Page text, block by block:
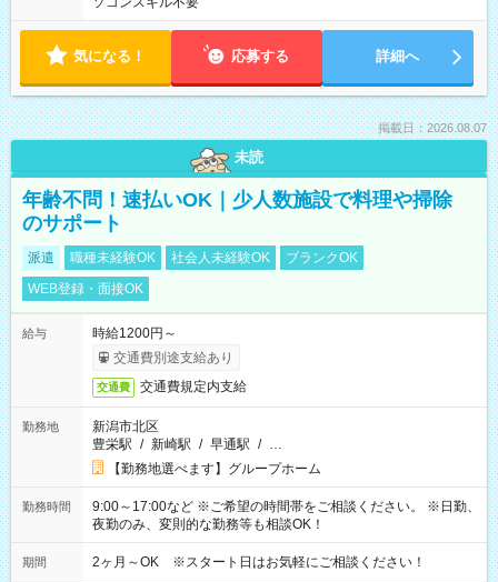
気になる！ 応募する 詳細へ
掲載日：2026.08.07
未読
年齢不問！速払いOK｜少人数施設で料理や掃除
のサポート
派遣 職種未経験OK 社会人未経験OK
ブランクOK
WEB登録・面接OK
給与
時給1200円～
交通費別途支給あり
交通費 交通費規定内支給
勤務地
新潟市北区
豊栄駅 / 新崎駅 / 早通駅 / …
【勤務地選べます】グループホーム
勤務時間
9:00～17:00など ※ご希望の時間帯をご相談ください。 ※日勤、
夜勤のみ、変則的な勤務等も相談OK！
期間 2ヶ月～OK ※スタート日はお気軽にご相談ください！